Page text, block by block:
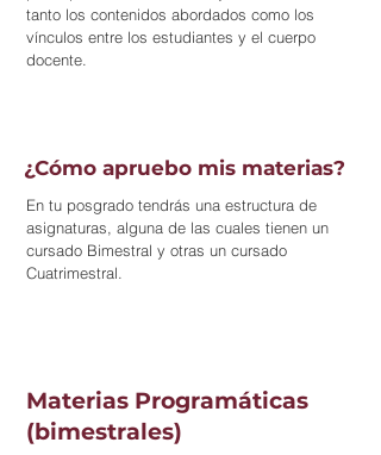
tanto los contenidos abordados como los
vínculos entre los estudiantes y el cuerpo
docente.
¿Cómo apruebo mis materias?
En tu posgrado tendrás una estructura de
asignaturas, alguna de las cuales tienen un
cursado Bimestral y otras un cursado
Cuatrimestral.
Materias Programáticas
(bimestrales)